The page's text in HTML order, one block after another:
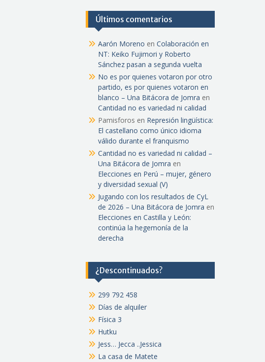
Últimos comentarios
Aarón Moreno en Colaboración en
NT: Keiko Fujimori y Roberto
Sánchez pasan a segunda vuelta
No es por quienes votaron por otro
partido, es por quienes votaron en
blanco – Una Bitácora de Jomra en
Cantidad no es variedad ni calidad
Pamisforos en Represión lingüística:
El castellano como único idioma
válido durante el franquismo
Cantidad no es variedad ni calidad –
Una Bitácora de Jomra en
Elecciones en Perú – mujer, género
y diversidad sexual (V)
Jugando con los resultados de CyL
de 2026 – Una Bitácora de Jomra en
Elecciones en Castilla y León:
continúa la hegemonía de la
derecha
¿Descontinuados?
299 792 458
Días de alquiler
Física 3
Hutku
Jess… Jecca ..Jessica
La casa de Matete